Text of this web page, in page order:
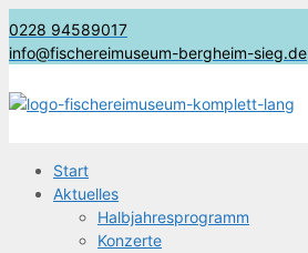
0228 94589017
info@fischereimuseum-bergheim-sieg.de
Start
Aktu­el­les
Halb­jah­res­pro­gramm
Kon­zer­te